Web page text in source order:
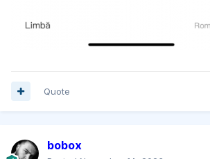
Quote
bobox